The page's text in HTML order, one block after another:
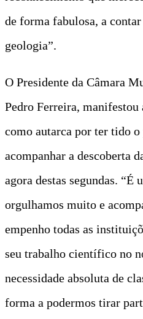
de forma fabulosa, a
geologia”.
O Presidente da Câmara
Pedro Ferreira, manifestou
como autarca por ter tido
acompanhar a descoberta
agora destas segundas. “É
orgulhamos muito e
empenho todas as
seu trabalho científico no
necessidade absoluta de
forma a podermos tirar